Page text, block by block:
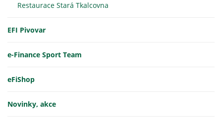
Restaurace Stará Tkalcovna
EFI Pivovar
e-Finance Sport Team
eFiShop
Novinky, akce